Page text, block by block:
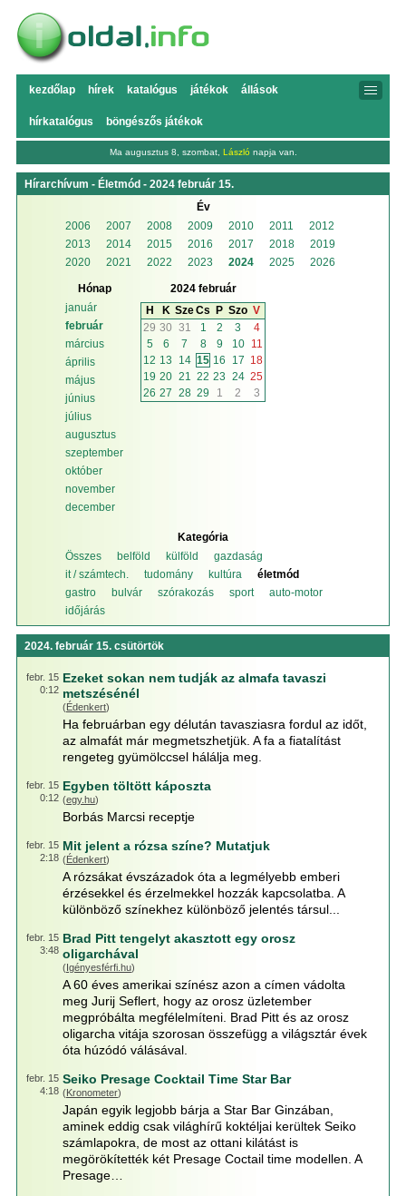
kezdőlap hírek katalógus játékok állások
hírkatalógus böngészős játékok
Ma augusztus 8, szombat, László napja van.
Hírarchívum - Életmód - 2024 február 15.
Év
2006
2007 2008 2009 2010 2011
2012
2013
2014 2015 2016 2017 2018
2019
2020
2021 2022 2023 2024 2025 2026
Hónap
január
február
március
április
május
június
július
augusztus
szeptember
október
november
december
2024 február
H
K SzeCs P Szo V
29 30 31 1 2 3
4
5
6 7 8 9 10
11
12 13 14 15 16 17 18
19 20 21 22 23 24 25
26 27 28 29 1 2 3
Kategória
Összes
belföld külföld
gazdaság
it / számtech.
tudomány kultúra
életmód
gastro
bulvár szórakozás sport
auto-motor
időjárás
2024. február 15. csütörtök
febr. 15
0:12
Ezeket sokan nem tudják az almafa tavaszi
metszésénél
(Édenkert)
Ha februárban egy délután tavasziasra fordul az időt,
az almafát már megmetszhetjük. A fa a fiatalítást
rengeteg gyümölccsel hálálja meg.
febr. 15
0:12
Egyben töltött káposzta
(egy.hu)
Borbás Marcsi receptje
febr. 15
2:18
Mit jelent a rózsa színe? Mutatjuk
(Édenkert)
A rózsákat évszázadok óta a legmélyebb emberi
érzésekkel és érzelmekkel hozzák kapcsolatba. A
különböző színekhez különböző jelentés társul...
febr. 15
3:48
Brad Pitt tengelyt akasztott egy orosz
oligarchával
(Igényesférfi.hu)
A 60 éves amerikai színész azon a címen vádolta
meg Jurij Seflert, hogy az orosz üzletember
megpróbálta megfélelmíteni. Brad Pitt és az orosz
oligarcha vitája szorosan összefügg a világsztár évek
óta húzódó válásával.
febr. 15
4:18
Seiko Presage Cocktail Time Star Bar
(Kronometer)
Japán egyik legjobb bárja a Star Bar Ginzában,
aminek eddig csak világhírű koktéljai kerültek Seiko
számlapokra, de most az ottani kilátást is
megörökítették két Presage Coctail time modellen. A
Presage…